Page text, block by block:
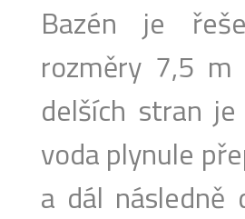
Bazén je
rozměry 7,5
delších stran
voda plynule
a dál následně